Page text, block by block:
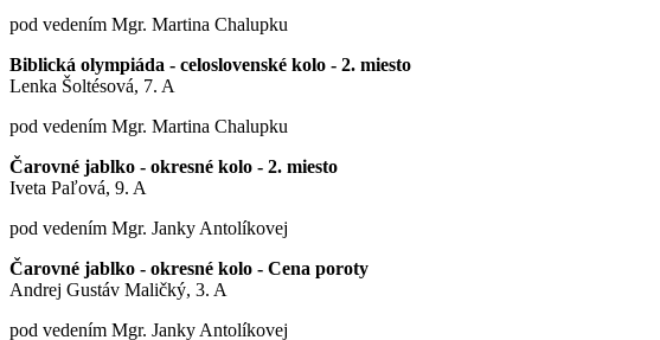
pod vedením Mgr. Martina Chalupku
Biblická olympiáda - celoslovenské kolo - 2. miesto
Lenka Šoltésová, 7. A
pod vedením Mgr. Martina Chalupku
Čarovné jablko - okresné kolo - 2. miesto
Iveta Paľová, 9. A
pod vedením Mgr. Janky Antolíkovej
Čarovné jablko - okresné kolo - Cena poroty
Andrej Gustáv Maličký, 3. A
pod vedením Mgr. Janky Antolíkovej